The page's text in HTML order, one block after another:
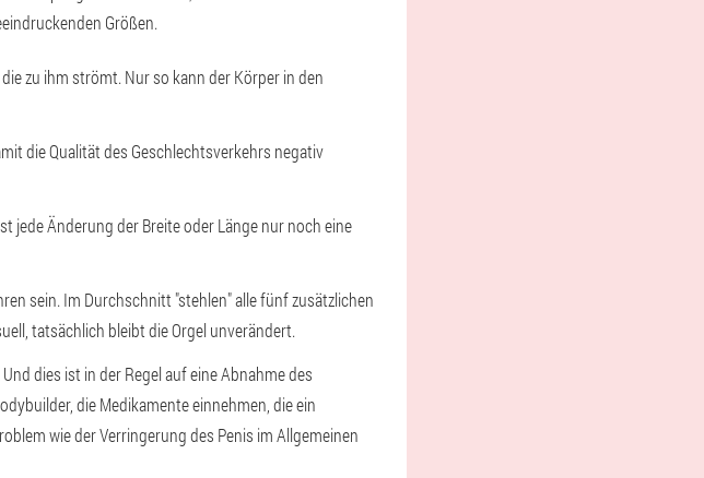
Größen.
zu ihm strömt. Nur so kann der Körper in den
die Qualität des Geschlechtsverkehrs negativ
jede Änderung der Breite oder Länge nur noch eine
sein. Im Durchschnitt "stehlen" alle fünf zusätzlichen
tatsächlich bleibt die Orgel unverändert.
dies ist in der Regel auf eine Abnahme des
die Medikamente einnehmen, die ein
wie der Verringerung des Penis im Allgemeinen